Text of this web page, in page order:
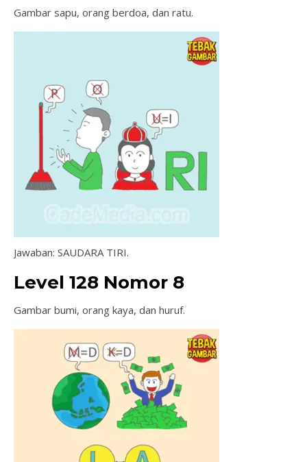
Gambar sapu, orang berdoa, dan ratu.
Jawaban: SAUDARA TIRI.
Level 128 Nomor 8
Gambar bumi, orang kaya, dan huruf.